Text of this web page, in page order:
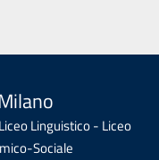
Linguistico - Liceo
Sociale